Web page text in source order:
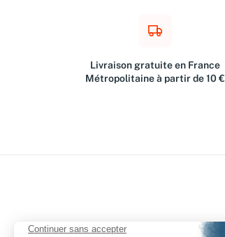
Livraison gratuite en France
Métropolitaine à partir de 10 €